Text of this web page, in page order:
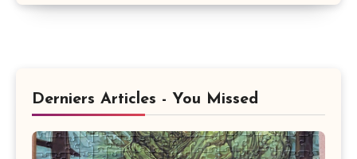
Derniers Articles - You Missed